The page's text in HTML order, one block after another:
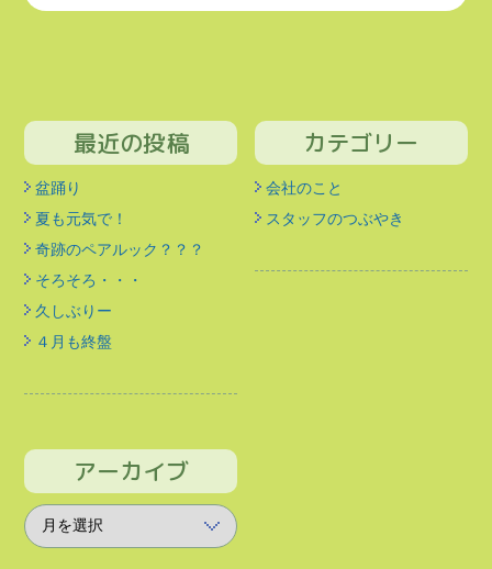
最近の投稿
盆踊り
夏も元気で！
奇跡のペアルック？？？
そろそろ・・・
久しぶりー
４月も終盤
カテゴリー
会社のこと
スタッフのつぶやき
アーカイブ